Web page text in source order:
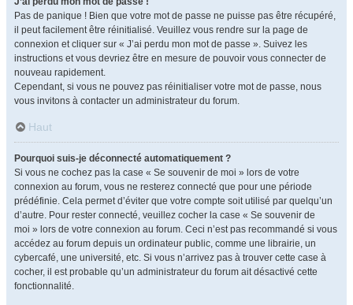
Pas de panique ! Bien que votre mot de passe ne puisse pas être récupéré,
il peut facilement être réinitialisé. Veuillez vous rendre sur la page de
connexion et cliquer sur « J’ai perdu mon mot de passe ». Suivez les
instructions et vous devriez être en mesure de pouvoir vous connecter de
nouveau rapidement.
Cependant, si vous ne pouvez pas réinitialiser votre mot de passe, nous
vous invitons à contacter un administrateur du forum.
Haut
Pourquoi suis-je déconnecté automatiquement ?
Si vous ne cochez pas la case « Se souvenir de moi » lors de votre
connexion au forum, vous ne resterez connecté que pour une période
prédéfinie. Cela permet d’éviter que votre compte soit utilisé par quelqu’un
d’autre. Pour rester connecté, veuillez cocher la case « Se souvenir de
moi » lors de votre connexion au forum. Ceci n’est pas recommandé si vous
accédez au forum depuis un ordinateur public, comme une librairie, un
cybercafé, une université, etc. Si vous n’arrivez pas à trouver cette case à
cocher, il est probable qu’un administrateur du forum ait désactivé cette
fonctionnalité.